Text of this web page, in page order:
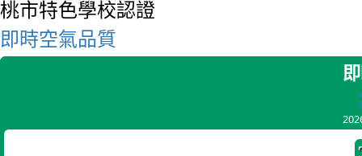
桃市特色學校認證
即時空氣品質